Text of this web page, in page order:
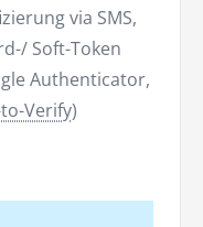
via SMS,
Soft-Token
Authenticator,
Verify)